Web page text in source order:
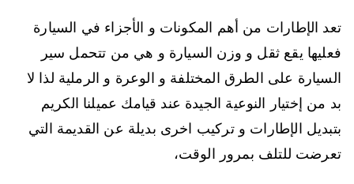
تعد الإطارات من أهم المكونات و الأجزاء في السيارة
فعليها يقع ثقل و وزن السيارة و هي من تتحمل سير
السيارة على الطرق المختلفة و الوعرة و الرملية لذا لا
بد من إختيار النوعية الجيدة عند قيامك عميلنا الكريم
بتبديل الإطارات و تركيب اخرى بديلة عن القديمة التي
تعرضت للتلف بمرور الوقت،